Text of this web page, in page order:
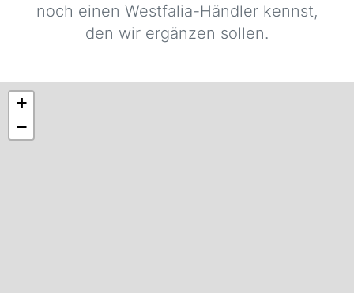
noch einen Westfalia-Händler kennst,
den wir ergänzen sollen.
+
−